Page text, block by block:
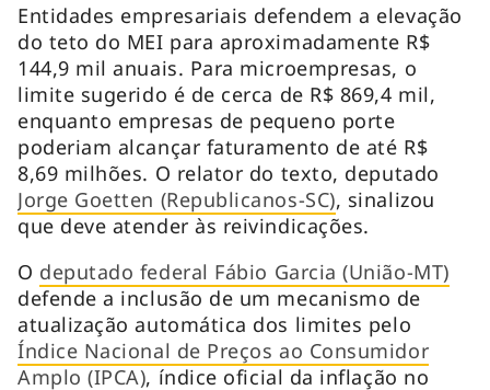
Entidades empresariais defendem a elevação
do teto do MEI para aproximadamente R$
144,9 mil anuais. Para microempresas, o
limite sugerido é de cerca de R$ 869,4 mil,
enquanto empresas de pequeno porte
poderiam alcançar faturamento de até R$
8,69 milhões. O relator do texto, deputado
Jorge Goetten (Republicanos-SC), sinalizou
que deve atender às reivindicações.
O deputado federal Fábio Garcia (União-MT)
defende a inclusão de um mecanismo de
atualização automática dos limites pelo
Índice Nacional de Preços ao Consumidor
Amplo (IPCA), índice oficial da inflação no